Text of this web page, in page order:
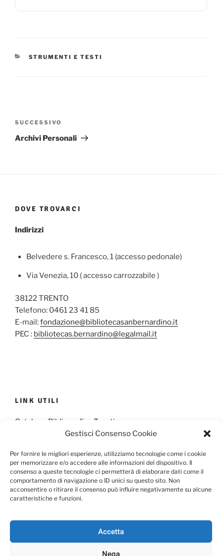
Gestisci Consenso Cookie
Per fornire le migliori esperienze, utilizziamo tecnologie come i cookie
per memorizzare e/o accedere alle informazioni del dispositivo. Il
consenso a queste tecnologie ci permetterà di elaborare dati come il
comportamento di navigazione o ID unici su questo sito. Non
acconsentire o ritirare il consenso può influire negativamente su alcune
caratteristiche e funzioni.
Accetta
Nega
CATEGORIE
STRUMENTI E TESTI
articoli
Articolo
successivo
SUCCESSIVO
Archivi Personali
DOVE TROVARCI
Indirizzi
Belvedere s. Francesco, 1 (accesso pedonale)
Via Venezia, 10 ( accesso carrozzabile )
38122 TRENTO
Telefono: 0461 23 41 85
E-mail:fondazione@bibliotecasanbernardino.it
PEC : bibliotecas.bernardino@legalmail.it
LINK UTILI
Catalogo Bibliografico Trentino
Cookie Policy Privacy Policy